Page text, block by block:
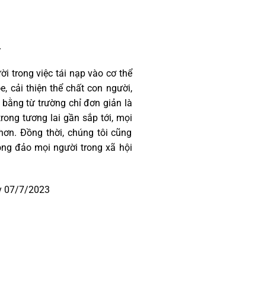
trong việc tái nạp vào cơ thể
cải thiện thể chất con người,
từ trường chỉ đơn giản là
tương lai gần sắp tới, mọi
Đồng thời, chúng tôi cũng
đảo mọi người trong xã hội
07/7/2023